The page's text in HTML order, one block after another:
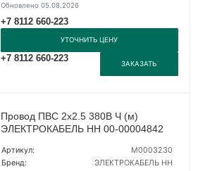
Обновлено 05.08.2026
+7 8112 660-223
УТОЧНИТЬ ЦЕНУ
+7 8112 660-223
ЗАКАЗАТЬ
Провод ПВС 2х2.5 380В Ч (м)
ЭЛЕКТРОКАБЕЛЬ НН 00-00004842
Артикул:
M0003230
Бренд:
ЭЛЕКТРОКАБЕЛЬ НН